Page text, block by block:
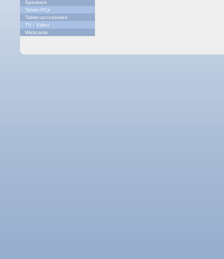
Speakers
Tablet PCs
Tablet-accessoires
TV / Video
Webcams